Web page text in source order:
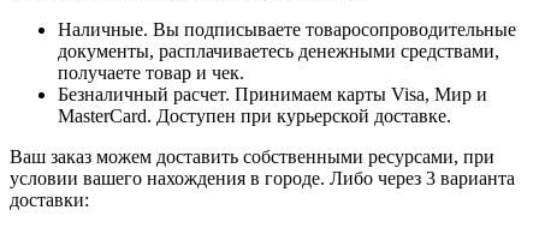
Наличные. Вы подписываете товаросопроводительные
документы, расплачиваетесь денежными средствами,
получаете товар и чек.
Безналичный расчет. Принимаем карты Visa, Мир и
MasterCard. Доступен при курьерской доставке.
Ваш заказ можем доставить собственными ресурсами, при
условии вашего нахождения в городе. Либо через 3 варианта
доставки: